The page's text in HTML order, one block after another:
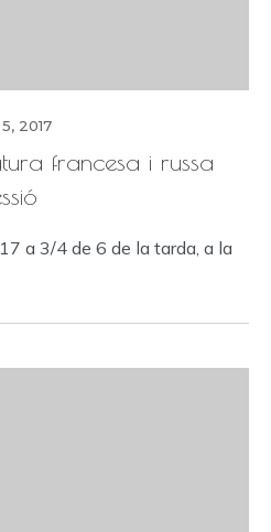
2017
francesa i russa
a 3/4 de 6 de la tarda, a la